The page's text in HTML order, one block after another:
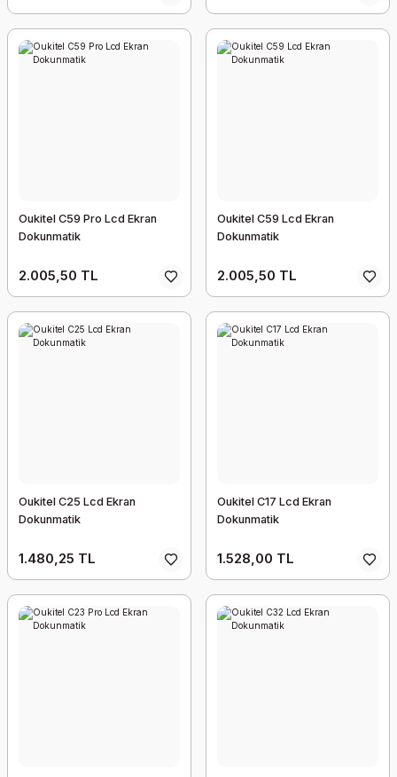
Oukitel C59 Pro Lcd Ekran
Dokunmatik
2.005,50 TL
Oukitel C59 Lcd Ekran
Dokunmatik
2.005,50 TL
Oukitel C25 Lcd Ekran
Dokunmatik
1.480,25 TL
Oukitel C17 Lcd Ekran
Dokunmatik
1.528,00 TL